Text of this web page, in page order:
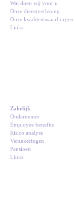
Wat doen wij voor u
Onze dienstverlening
Onze kwaliteitswaarborgen
Links
Zakelijk
Ondernemer
Employee benefits
Risico analyse
Verzekeringen
Pensioen
Links